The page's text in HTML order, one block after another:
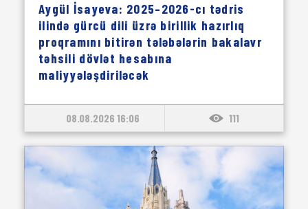
Aygül İsayeva: 2025–2026-cı tədris
ilində gürcü dili üzrə birillik hazırlıq
proqramını bitirən tələbələrin bakalavr
təhsili dövlət hesabına
maliyyələşdiriləcək
08.08.2026 16:06 111